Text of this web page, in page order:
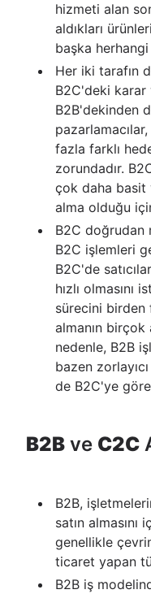
hizmeti alan
aldıkları
başka
Her iki tarafın
B2C'deki karar
B2B'dekinden
fazla farklı
zorundadır.
çok daha basit
alma olduğu için
B2C doğrudan
B2C işlemleri
B2C'de
hızlı olmasını
sürecini birden
almanın
nedenle, B2B
bazen
de B2C'ye
B2B ve C2C
B2B,
satın
genellikle
ticaret yapan
B2B iş